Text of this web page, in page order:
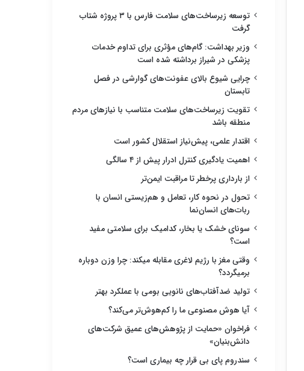
توسعه زیرساخت‌های سلامت فارس با ۳ پروژه شتاب
گرفت
وزیر بهداشت: گام‌های مؤثری برای تداوم خدمات
پزشکی در شیراز برداشته شده است
چرایی شیوع بالای عفونت‌های گوارشی در فصل
تابستان
تقویت زیرساخت‌های سلامت متناسب با نیازهای مردم
منطقه باشد
اقتدار علمی، پیش‌نیاز استقلال کشور است
اهمیت یادگیری کنترل ادرار پیش از ۴ سالگی
از بارداری پرخطر تا مراقبت ایمن‌تر
تحول در نحوه کار، تعامل و هم‌زیستی انسان با
ربات‌های انسان‌نما
سونای خشک یا بخار، کدامیک برای سلامتی مفید
است؟
وقتی مغز با رژیم لاغری مقابله میکند: چرا وزن دوباره
برمیگردد؟
تولید ضدآفتاب‌های نانویی بومی با عملکرد بهتر
آیا هوش مصنوعی ما را کم‌هوش‌تر می‌کند؟
فراخوان «حمایت از پژوهش‌های عمیق شرکت‌های
دانش‌بنیان»
سندروم پای بی قرار چه بیماری است؟